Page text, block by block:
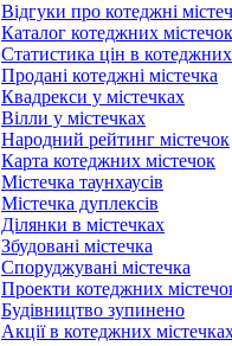
Відгуки про котеджні
Каталог котеджних містечок
Статистика цін в
Продані котеджні містечка
Квадрекси у містечках
Вілли у містечках
Народний рейтинг містечок
Карта котеджних містечок
Містечка таунхаусів
Містечка дуплексів
Ділянки в містечках
Збудовані містечка
Споруджувані містечка
Проекти котеджних
Будівництво зупинено
Акції в котеджних